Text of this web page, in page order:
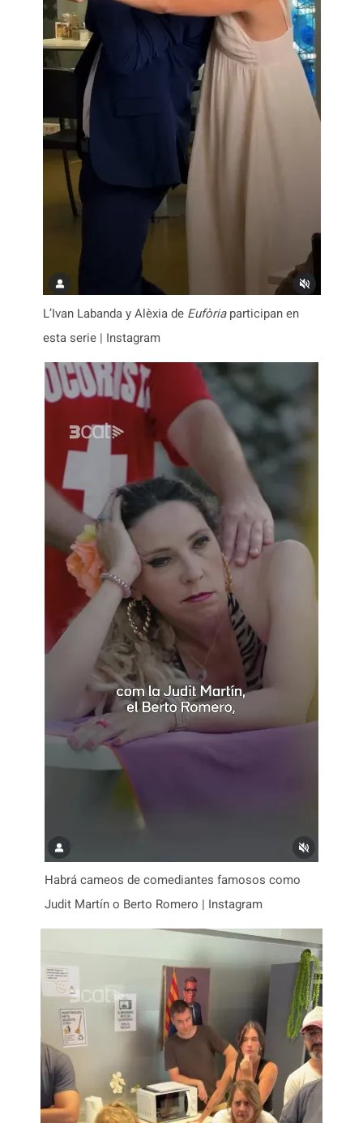
L’Ivan Labanda y Alèxia de Eufòriaparticipan en
esta serie | Instagram
Habrá cameos de comediantes famosos como
Judit Martín o Berto Romero | Instagram